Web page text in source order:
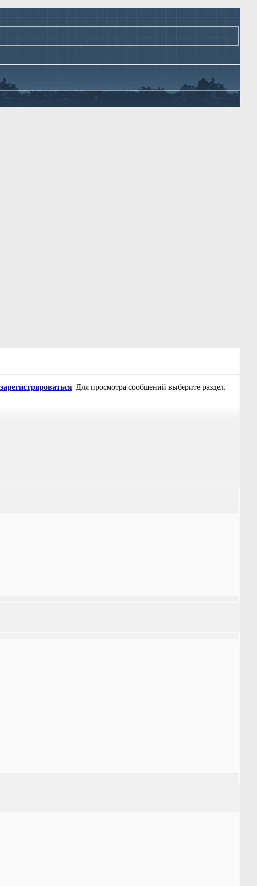
зарегистрироваться. Для просмотра сообщений выберите раздел.